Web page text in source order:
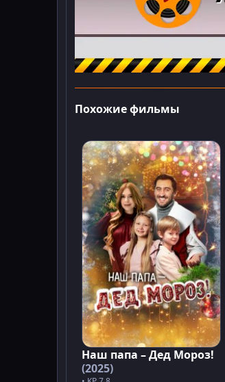
Похожие фильмы
Наш папа – Дед Мороз!
(2025)